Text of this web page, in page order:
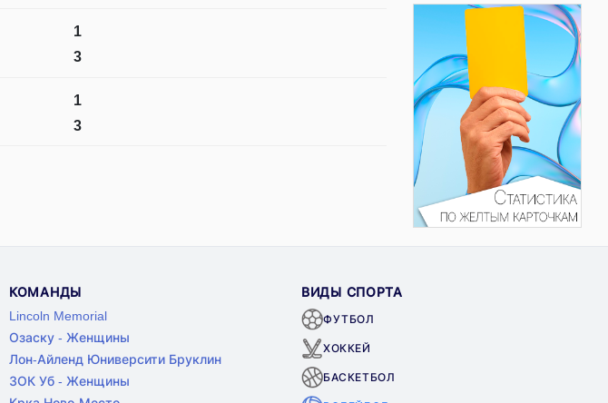
1
3
1
3
КОМАНДЫ
Lincoln Memorial
Озаску - Женщины
Лон-Айленд Юниверсити Бруклин
ЗОК Уб - Женщины
ВИДЫ СПОРТА
ФУТБОЛ
ХОККЕЙ
БАСКЕТБОЛ